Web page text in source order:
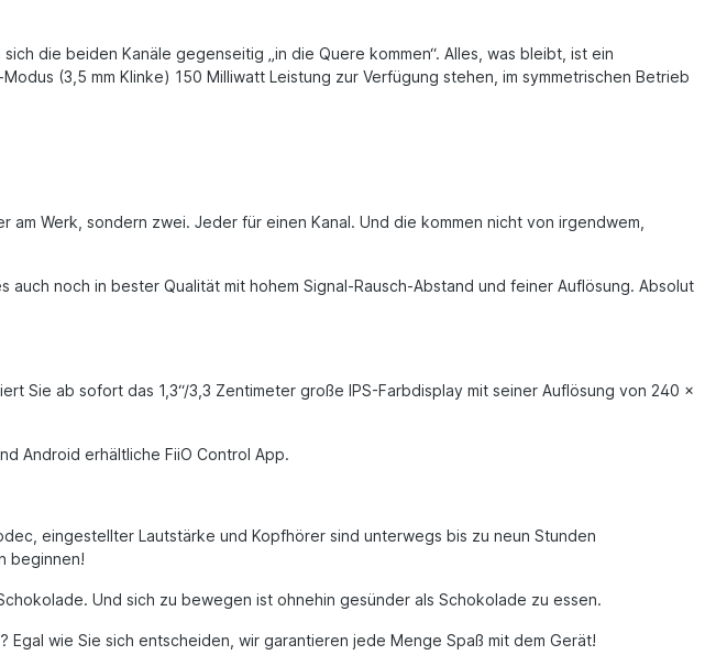
die beiden Kanäle gegenseitig „in die Quere kommen“. Alles, was bleibt, ist ein
(3,5 mm Klinke) 150 Milliwatt Leistung zur Verfügung stehen, im symmetrischen Betrieb
Werk, sondern zwei. Jeder für einen Kanal. Und die kommen nicht von irgendwem,
noch in bester Qualität mit hohem Signal-Rausch-Abstand und feiner Auflösung. Absolut
Sie ab sofort das 1,3“/3,3 Zentimeter große IPS-Farbdisplay mit seiner Auflösung von 240 x
Android erhältliche FiiO Control App.
eingestellter Lautstärke und Kopfhörer sind unterwegs bis zu neun Stunden
beginnen!
Und sich zu bewegen ist ohnehin gesünder als Schokolade zu essen.
Egal wie Sie sich entscheiden, wir garantieren jede Menge Spaß mit dem Gerät!